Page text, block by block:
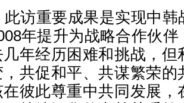
此访重要成果是实现中
年提升为战略合作伙
几年经历困难和挑战，
，共促和平、共谋繁荣
在彼此尊重中共同发展